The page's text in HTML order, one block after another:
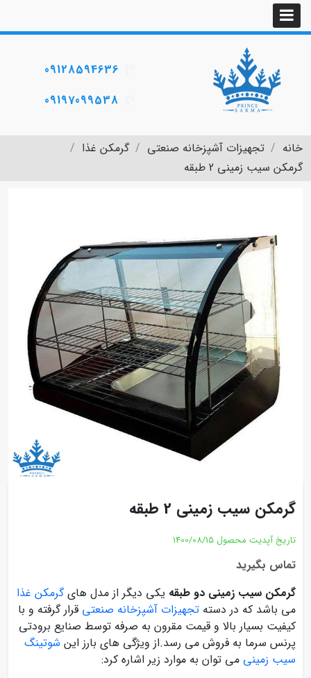
09128594636
09197099538
خانه تجهیزات آشپزخانه صنعتی
گرمکن غذا
گرمکن سیب زمینی 2 طبقه
گرمکن سیب زمینی 2 طبقه
تاریخ آپدیت محصول 1400/08/15
تماس بگیرید
گرمکن سیب زمینی دو طبقه یکی دیگر از مدل هایگرمکن غذا
می باشد که در دسته تجهیزات آشپزخانه صنعتی قرار گرفته و با
کیفیت بسیار بالا و قیمت مقرون به صرفه توسط صنایع برودتی
پرنس سرما به فروش می رسد.از ویژگی های بارز این شوتینگ
سیب زمینی می توان به موارد زیر اشاره کرد: